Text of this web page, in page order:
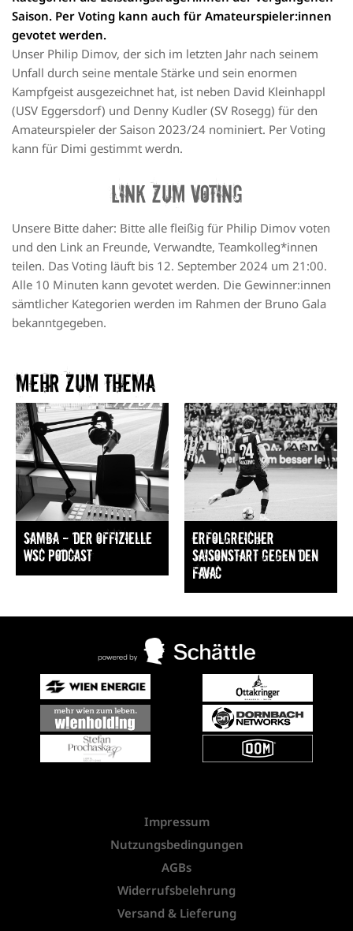
Saison. Per Voting kann auch für Amateurspieler:innen
gevotet werden.
Unser Philip Dimov, der sich im letzten Jahr nach seinem
Unfall durch seine mentale Stärke und sein enormen
Kampfgeist ausgezeichnet hat, ist neben David Kleinhappl
(USV Eggersdorf) und Denny Kudler (SV Rosegg) für den
Amateurspieler der Saison 2023/24 nominiert. Per Voting
kann für Dimi gestimmt werdn.
LINK ZUM VOTING
Unsere Bitte daher: Bitte alle fleißig für Philip Dimov voten
und den Link an Freunde, Verwandte, Teamkolleg*innen
teilen. Das Voting läuft bis 12. September 2024 um 21:00.
Alle 10 Minuten kann gevotet werden. Die Gewinner:innen
sämtlicher Kategorien werden im Rahmen der Bruno Gala
bekanntgegeben.
Mehr zum Thema​
Samba — Der offizielle
WSC Podcast
Erfolgreicher
Saisonstart gegen den
FavAC
Impressum
Nutzungsbedingungen
AGBs
Widerrufsbelehrung
Versand & Lieferung